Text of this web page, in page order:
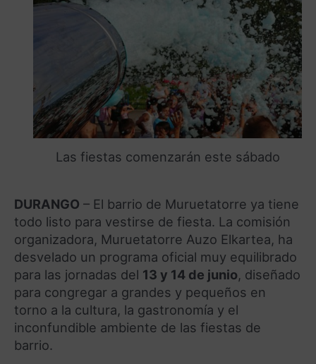
Las fiestas comenzarán este sábado
DURANGO – El barrio de Muruetatorre ya tiene
todo listo para vestirse de fiesta. La comisión
organizadora, Muruetatorre Auzo Elkartea, ha
desvelado un programa oficial muy equilibrado
para las jornadas del 13 y 14 de junio, diseñado
para congregar a grandes y pequeños en
torno a la cultura, la gastronomía y el
inconfundible ambiente de las fiestas de
barrio.